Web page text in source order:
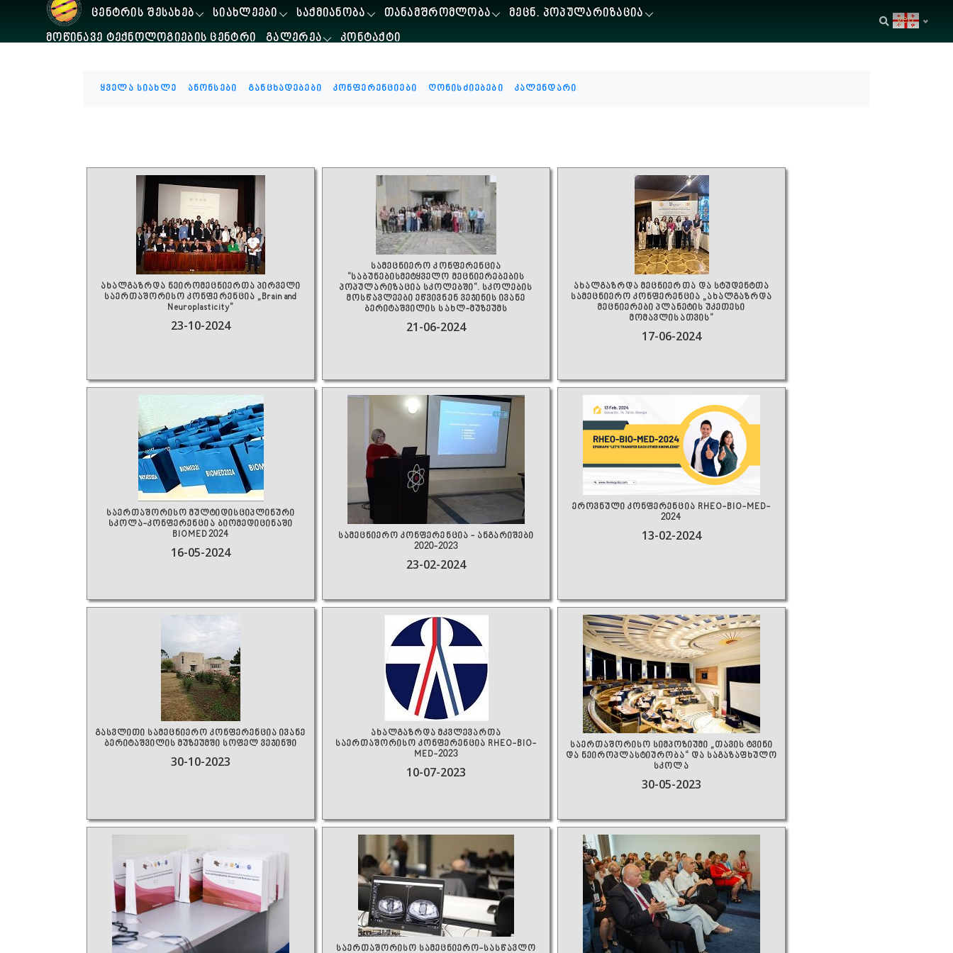
ᲪᲔᲜᲢᲠᲘᲡ ᲨᲔᲡᲐᲮᲔᲑ ᲡᲘᲐᲮᲚᲔᲔᲑᲘ ᲡᲐᲥᲛᲘᲐᲜᲝᲑᲐ ᲗᲐᲜᲐᲛᲨᲠᲝᲛᲚᲝᲑᲐ
ᲛᲔᲪᲜ. ᲞᲝᲞᲣᲚᲐᲠᲘᲖᲐᲪᲘᲐ
ᲛᲝᲬᲘᲜᲐᲕᲔ ᲢᲔᲥᲜᲝᲚᲝᲒᲘᲔᲑᲘᲡ ᲪᲔᲜᲢᲠᲘ
ᲒᲐᲚᲔᲠᲔᲐ ᲙᲝᲜᲢᲐᲥᲢᲘ
geo
ყველა სიახლე ანონსები განცხადებები კონფერენციები ღონისძიებები კალენდარი
ახალგაზრდა ნეირომეცნიერთა პირველი
საერთაშორისო კონფერენცია „Brain and
Neuroplasticity”
23-10-2024
სამეცნიერო კონფერენცია
"საბუნებისმეტყველო მეცნიერებების
პოპულარიზაცია სკოლებში". სკოლების
მოსწავლეები ეწვივნენ ვეჯინის ივანე
ბერიტაშვილის სახლ-მუზეუმს
21-06-2024
ახალგაზრდა მეცნიერთა და სტუდენტთა
სამეცნიერო კონფერენცია „ახალგაზრდა
მეცნიერები პლანეტის უკეთესი
მომავლისათვის"
17-06-2024
საერთაშორისო მულტიდისციპლინური
სკოლა-კონფერენცია ბიომედიცინაში
BIOMED2024
16-05-2024
სამეცნიერო კონფერენცია - ანგარიშები
2020-2023
23-02-2024
ეროვნული კონფერენცია RHEO-BIO-MED-
2024
13-02-2024
გასვლითი სამეცნიერო კონფერენცია ივანე
ბერიტაშვილის მუზეუმში სოფელ ვეჯინში
30-10-2023
ახალგაზრდა მკვლევართა
საერთაშორისო კონფერენცია RHEO-BIO-
MED-2023
10-07-2023
საერთაშორისო სიმპოზიუმი „თავის ტვინი
და ნეიროპლასტიურობა“ და საგაზაფხულო
სკოლა
30-05-2023
საერთაშორისო სამეცნიერო-სასწავლო